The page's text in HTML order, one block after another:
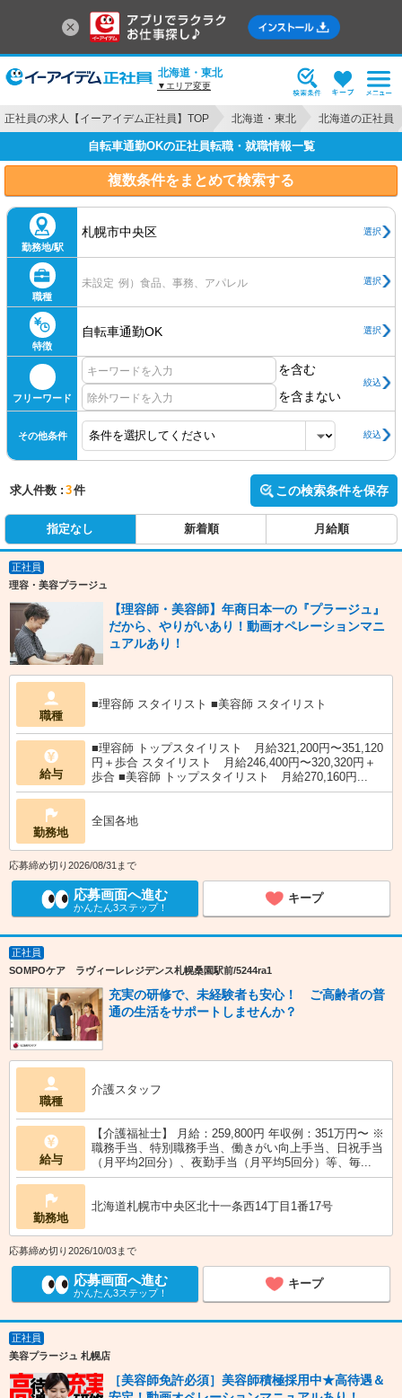
北海道・東北
▼エリア変更
正社員の求人【イーアイデム正社員】TOP 北海道・東北 北海道の正社員
自転車通勤OKの正社員転職・就職情報一覧
複数条件をまとめて検索する
勤務地/駅
札幌市中央区 選択
職種
未設定 例）食品、事務、アパレル 選択
特徴
自転車通勤OK 選択
フリーワード
を含む
を含まない
絞込
その他条件 絞込
求人件数 : 3件 この検索条件を保存
指定なし 新着順 月給順
正社員
理容・美容プラージュ
【理容師・美容師】年商日本一の『プラージュ』
だから、やりがいあり！動画オペレーションマニ
ュアルあり！
職種
■理容師 スタイリスト ■美容師 スタイリスト
給与
■理容師 トップスタイリスト 月給321,200円〜351,120
円＋歩合 スタイリスト 月給246,400円〜320,320円＋
歩合 ■美容師 トップスタイリスト 月給270,160円...
勤務地
全国各地
応募締め切り2026/08/31まで
応募画面へ進む
かんたん3ステップ！
キープ
正社員
SOMPOケア ラヴィーレレジデンス札幌桑園駅前/5244ra1
充実の研修で、未経験者も安心！ ご高齢者の普
通の生活をサポートしませんか？
職種
介護スタッフ
給与
【介護福祉士】 月給：259,800円 年収例：351万円〜 ※
職務手当、特別職務手当、働きがい向上手当、日祝手当
（月平均2回分）、夜勤手当（月平均5回分）等、毎...
勤務地
北海道札幌市中央区北十一条西14丁目1番17号
応募締め切り2026/10/03まで
応募画面へ進む
かんたん3ステップ！
キープ
正社員
美容プラージュ 札幌店
［美容師免許必須］美容師積極採用中★高待遇＆